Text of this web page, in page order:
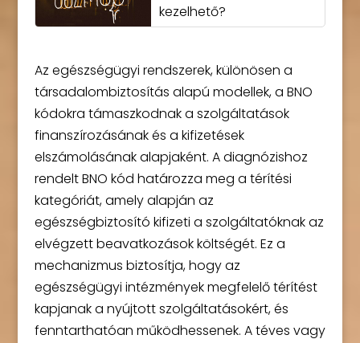
kezelhető?
Az egészségügyi rendszerek, különösen a
társadalombiztosítás alapú modellek, a BNO
kódokra támaszkodnak a szolgáltatások
finanszírozásának és a kifizetések
elszámolásának alapjaként. A diagnózishoz
rendelt BNO kód határozza meg a térítési
kategóriát, amely alapján az
egészségbiztosító kifizeti a szolgáltatóknak az
elvégzett beavatkozások költségét. Ez a
mechanizmus biztosítja, hogy az
egészségügyi intézmények megfelelő térítést
kapjanak a nyújtott szolgáltatásokért, és
fenntarthatóan működhessenek. A téves vagy